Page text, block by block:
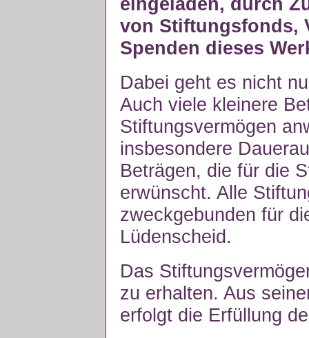
von Stiftungsfonds,
Spenden dieses
Dabei geht es nicht
Auch viele kleinere
Stiftungsvermögen
insbesondere
Beträgen, die für die
erwünscht. Alle
zweckgebunden für
Lüdenscheid.
Das
zu erhalten. Aus
erfolgt die Erfüllung